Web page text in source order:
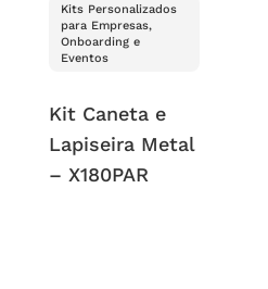
Kits Personalizados
para Empresas,
Onboarding e
Eventos
Kit Caneta e
Lapiseira Metal
– X180PAR